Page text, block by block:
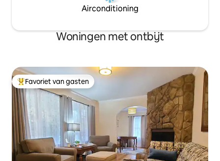
Airconditioning
Woningen met ontbijt
Topfavoriet van gasten
Favoriet van gasten